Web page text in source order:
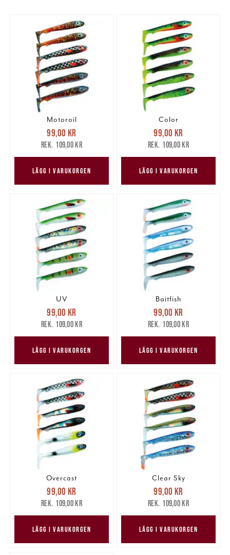
Motoroil
Nuvarande pris
99,00 krTidigare pris
109,00 kr
99,00 kr
109,00 kr
LÄGG I VARUKORGEN
Color
Nuvarande pris
99,00 krTidigare pris
109,00 kr
99,00 kr
109,00 kr
LÄGG I VARUKORGEN
UV
Nuvarande pris
99,00 krTidigare pris
109,00 kr
99,00 kr
109,00 kr
LÄGG I VARUKORGEN
Baitfish
Nuvarande pris
99,00 krTidigare pris
109,00 kr
99,00 kr
109,00 kr
LÄGG I VARUKORGEN
Overcast
Nuvarande pris
99,00 krTidigare pris
109,00 kr
99,00 kr
109,00 kr
LÄGG I VARUKORGEN
Clear Sky
Nuvarande pris
99,00 krTidigare pris
109,00 kr
99,00 kr
109,00 kr
LÄGG I VARUKORGEN